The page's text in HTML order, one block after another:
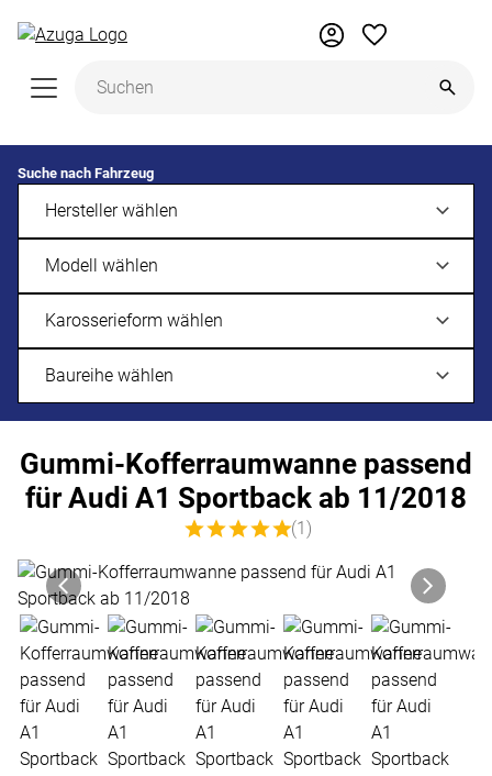
Suche nach Fahrzeug
Gummi-Kofferraumwanne passend
für Audi A1 Sportback ab 11/2018
Bewertung: 5 von 5 (1 Bewertungen)
(1)
Produktgalerie
Zur Kaufbox springen